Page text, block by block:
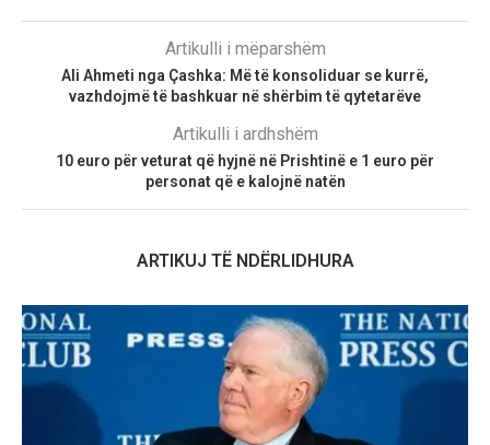
Artikulli i mëparshëm
Ali Ahmeti nga Çashka: Më të konsoliduar se kurrë,
vazhdojmë të bashkuar në shërbim të qytetarëve
Artikulli i ardhshëm
10 euro për veturat që hyjnë në Prishtinë e 1 euro për
personat që e kalojnë natën
ARTIKUJ TË NDËRLIDHURA